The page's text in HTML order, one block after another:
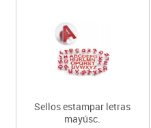
Sellos estampar letras
mayúsc.